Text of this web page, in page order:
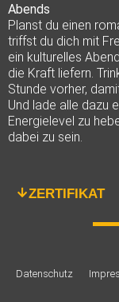
Abends
Planst du einen
triffst du dich mit
ein kulturelles
die Kraft liefern.
Stunde vorher,
Und lade alle dazu
Energielevel zu
dabei zu sein.
ZERTIFIKAT
Datenschutz